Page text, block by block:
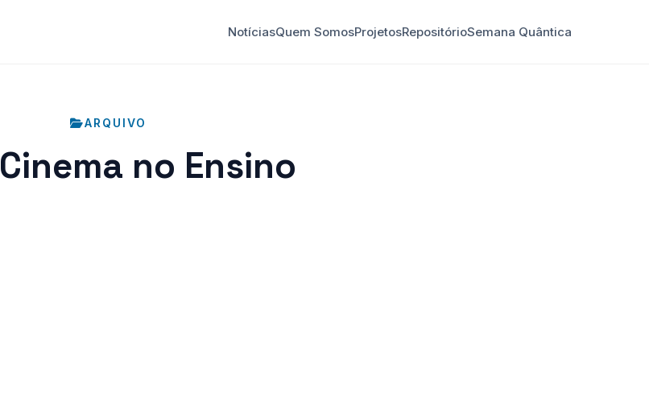
NotíciasQuem SomosProjetosRepositórioSemana Quântica
ARQUIVO
Cinema no Ensino